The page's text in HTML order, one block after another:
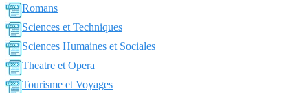
Romans
Sciences et Techniques
Sciences Humaines et Sociales
Theatre et Opera
Tourisme et Voyages